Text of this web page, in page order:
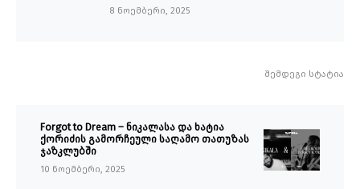
8 ნოემბერი, 2025
შემდეგი სტატია
Forgot to Dream – ნიკალასა და ხატია
ქორიძის გამორჩეული საღამო თათუზას
ჯაზკლუბში
10 ნოემბერი, 2025